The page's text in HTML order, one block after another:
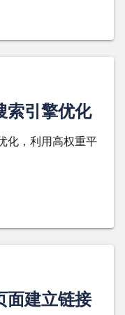
索引擎优化
化，利用高权重平
面建立链接